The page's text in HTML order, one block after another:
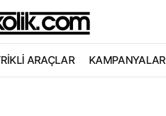
ARAÇLAR KAMPANYALAR